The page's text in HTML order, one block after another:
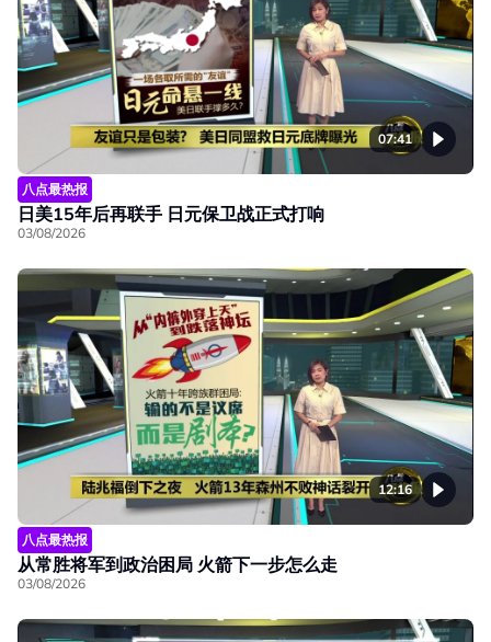
07:41
八点最热报
日美15年后再联手 日元保卫战正式打响
03/08/2026
12:16
八点最热报
从常胜将军到政治困局 火箭下一步怎么走
03/08/2026